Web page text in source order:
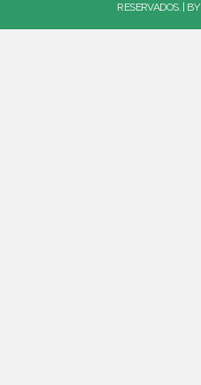
RESERVADOS. | BY